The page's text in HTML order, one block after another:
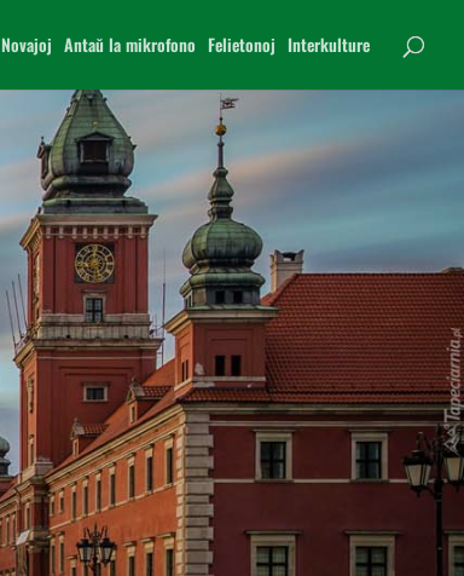
Novajoj Antaŭ la mikrofono Felietonoj Interkulture